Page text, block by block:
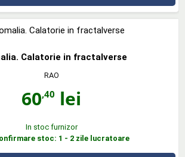
Calatorie in fractalverse
RAO
60,40 lei
In stoc furnizor
stoc: 1 - 2 zile lucratoare